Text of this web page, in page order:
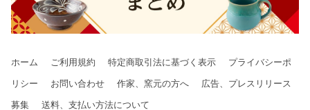
ホーム ご利用規約 特定商取引法に基づく表示 プライバシーポ
リシー お問い合わせ 作家、窯元の方へ 広告、プレスリリース
募集 送料、支払い方法について